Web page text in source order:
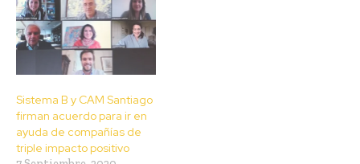
Sistema B y CAM Santiago
firman acuerdo para ir en
ayuda de compañías de
triple impacto positivo